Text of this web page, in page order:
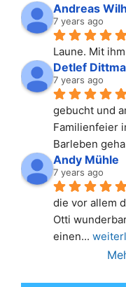
Andreas
7 years ago
Laune. Mit
Detlef
7 years ago
gebucht und
Familienfeier
Barleben geha
Andy Mühle
7 years ago
die vor allem
Otti
einen...